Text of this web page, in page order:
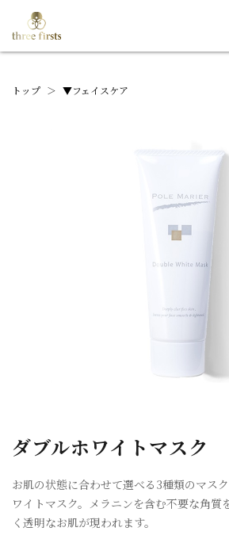
トップ ＞ ▼フェイスケア
ダブルホワイトマスク
お肌の状態に合わせて選べる3種類のマス
ワイトマスク。メラニンを含む不要な角質
く透明なお肌が現われます。